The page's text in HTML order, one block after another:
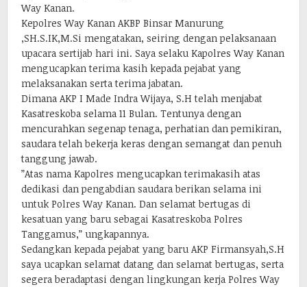
Way Kanan.
Kepolres Way Kanan AKBP Binsar Manurung
,SH.S.IK,M.Si mengatakan, seiring dengan pelaksanaan
upacara sertijab hari ini. Saya selaku Kapolres Way Kanan
mengucapkan terima kasih kepada pejabat yang
melaksanakan serta terima jabatan.
Dimana AKP I Made Indra Wijaya, S.H telah menjabat
Kasatreskoba selama 11 Bulan. Tentunya dengan
mencurahkan segenap tenaga, perhatian dan pemikiran,
saudara telah bekerja keras dengan semangat dan penuh
tanggung jawab.
”Atas nama Kapolres mengucapkan terimakasih atas
dedikasi dan pengabdian saudara berikan selama ini
untuk Polres Way Kanan. Dan selamat bertugas di
kesatuan yang baru sebagai Kasatreskoba Polres
Tanggamus,” ungkapannya.
Sedangkan kepada pejabat yang baru AKP Firmansyah,S.H
saya ucapkan selamat datang dan selamat bertugas, serta
segera beradaptasi dengan lingkungan kerja Polres Way